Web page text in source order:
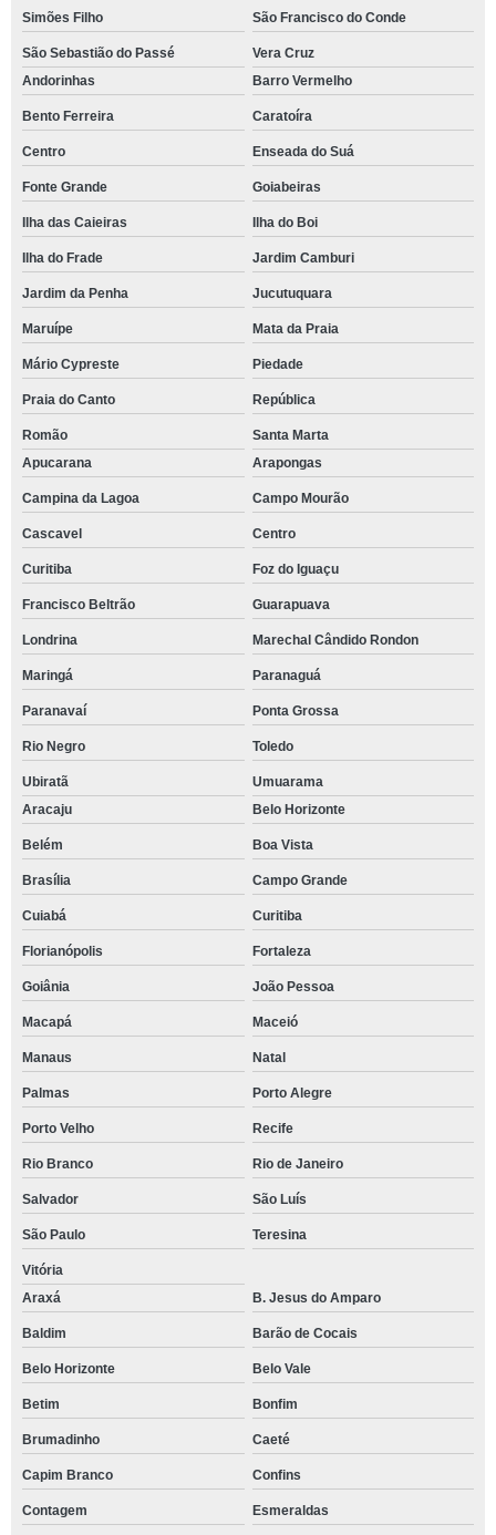
Simões Filho São Francisco do Conde
São Sebastião do Passé
Vera Cruz
Andorinhas
Barro Vermelho
Bento Ferreira Caratoíra
Centro Enseada do Suá
Fonte Grande Goiabeiras
Ilha das Caieiras Ilha do Boi
Ilha do Frade Jardim Camburi
Jardim da Penha Jucutuquara
Maruípe Mata da Praia
Mário Cypreste Piedade
Praia do Canto República
Romão
Santa Marta
Apucarana
Arapongas
Campina da Lagoa Campo Mourão
Cascavel Centro
Curitiba Foz do Iguaçu
Francisco Beltrão Guarapuava
Londrina Marechal Cândido Rondon
Maringá Paranaguá
Paranavaí Ponta Grossa
Rio Negro Toledo
Ubiratã
Umuarama
Aracaju
Belo Horizonte
Belém Boa Vista
Brasília Campo Grande
Cuiabá Curitiba
Florianópolis Fortaleza
Goiânia João Pessoa
Macapá Maceió
Manaus Natal
Palmas Porto Alegre
Porto Velho Recife
Rio Branco Rio de Janeiro
Salvador São Luís
São Paulo Teresina
Vitória
Araxá
B. Jesus do Amparo
Baldim Barão de Cocais
Belo Horizonte Belo Vale
Betim Bonfim
Brumadinho Caeté
Capim Branco Confins
Contagem Esmeraldas